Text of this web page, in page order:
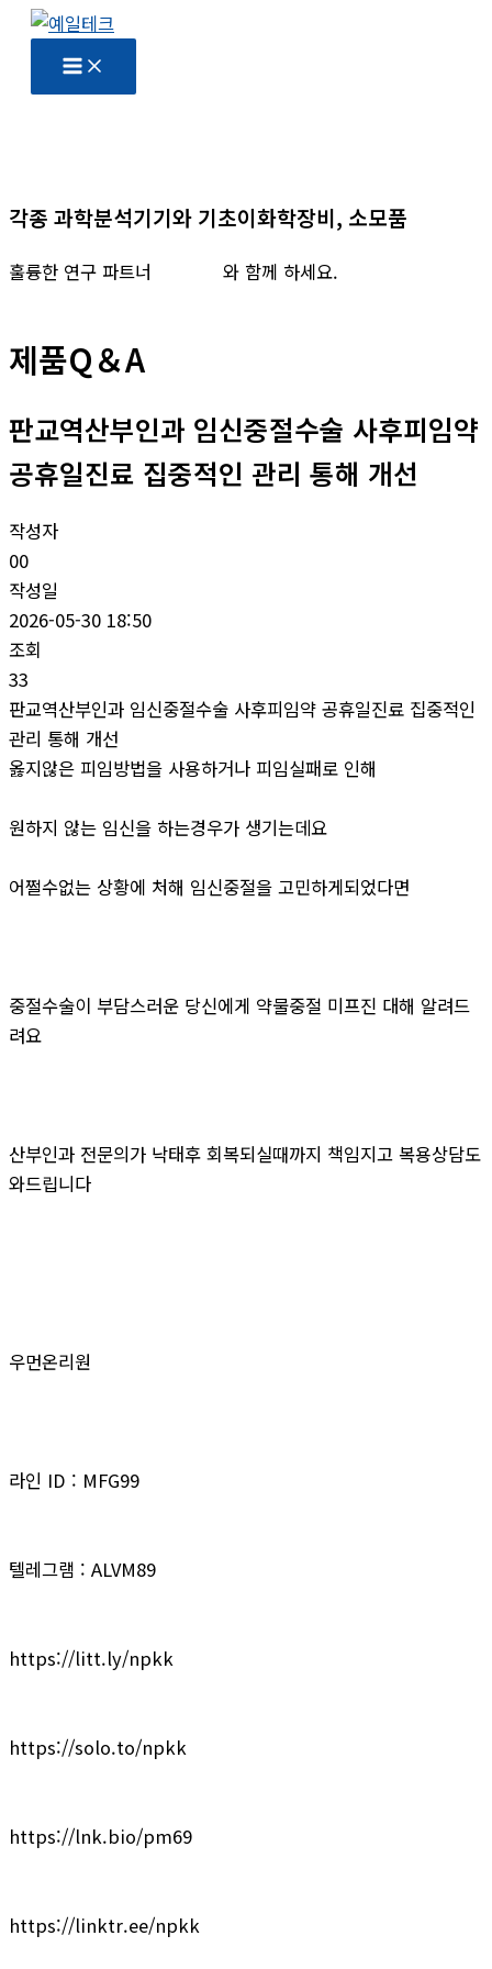
기
각종 과학분석기기와 기초이화학장비, 소모품
훌륭한 연구 파트너 와 함께 하세요.
제품Q＆A
판교역산부인과 임신중절수술 사후피임약
공휴일진료 집중적인 관리 통해 개선
작성자
00
작성일
2026-05-30 18:50
조회
33
판교역산부인과 임신중절수술 사후피임약 공휴일진료 집중적인
관리 통해 개선
옳지않은 피임방법을 사용하거나 피임실패로 인해
원하지 않는 임신을 하는경우가 생기는데요
어쩔수없는 상황에 처해 임신중절을 고민하게되었다면
중절수술이 부담스러운 당신에게 약물중절 미프진 대해 알려드
려요
산부인과 전문의가 낙태후 회복되실때까지 책임지고 복용상담도
와드립니다
우먼온리원
라인 ID : MFG99
텔레그램 : ALVM89
https://litt.ly/npkk
https://solo.to/npkk
https://lnk.bio/pm69
https://linktr.ee/npkk